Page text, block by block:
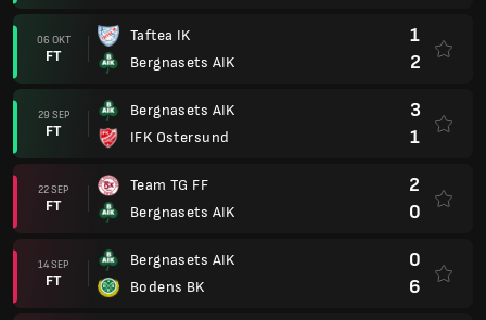
06 OKT
FT
Taftea IK
Bergnasets AIK
1
2
29 SEP
FT
Bergnasets AIK
IFK Ostersund
3
1
22 SEP
FT
Team TG FF
Bergnasets AIK
2
0
14 SEP
FT
Bergnasets AIK
Bodens BK
0
6